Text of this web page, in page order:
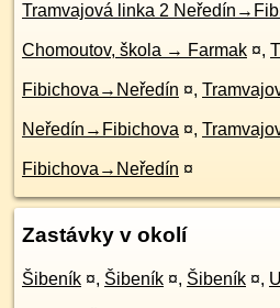
Tramvajová linka 2
Chomoutov, škola → Farmak ¤,
Fibichova→Neředín ¤,
Neředín→Fibichova ¤,
Fibichova→Neředín ¤
Zastávky v okolí
Šibeník ¤, Šibeník ¤, Šibeník ¤,